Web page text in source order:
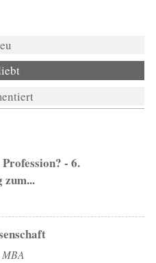
- 6.
zum...